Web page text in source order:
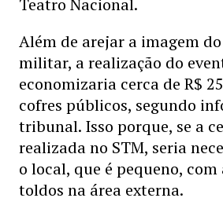
Teatro Nacional.
Além de arejar a imagem
militar, a realização do
economizaria cerca de R$
cofres públicos, segundo
tribunal. Isso porque, se a
realizada no STM, seria
o local, que é pequeno,
toldos na área externa.